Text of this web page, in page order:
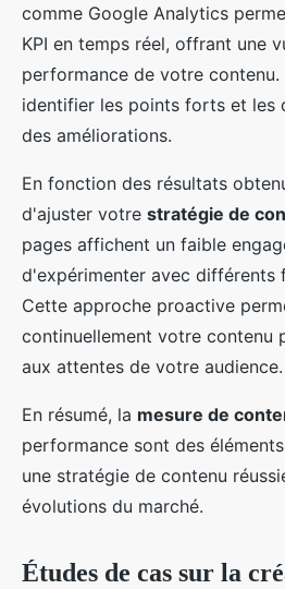
comme Google Analytics
KPI en temps réel, offrant une
performance de votre
identifier les points forts et les
des améliorations.
En fonction des résultats
d'ajuster votre stratégie de
pages affichent un faible
d'expérimenter avec différents
Cette approche proactive
continuellement votre contenu
aux attentes de votre audience.
En résumé, la mesure de
performance sont des
une stratégie de contenu
évolutions du marché.
Études de cas sur la